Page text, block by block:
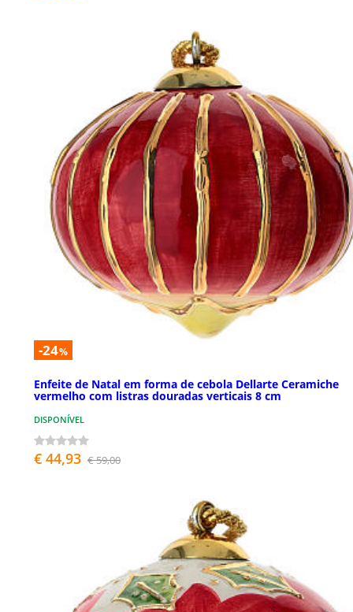
-24%
Enfeite de Natal em forma de cebola Dellarte Ceramiche
vermelho com listras douradas verticais 8 cm
DISPONÍVEL
€ 44,93 € 59,00